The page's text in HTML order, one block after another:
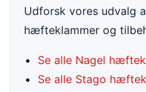
Udforsk vores udvalg
hæfteklammer og
Se alle Nagel
Se alle Stago